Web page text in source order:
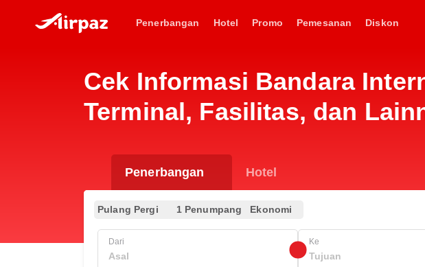
Penerbangan Hotel Promo Pemesanan Diskon
Cek Informasi Bandara
Terminal, Fasilitas, dan
Penerbangan Hotel
Pulang Pergi 1 Penumpang Ekonomi
Dari Ke